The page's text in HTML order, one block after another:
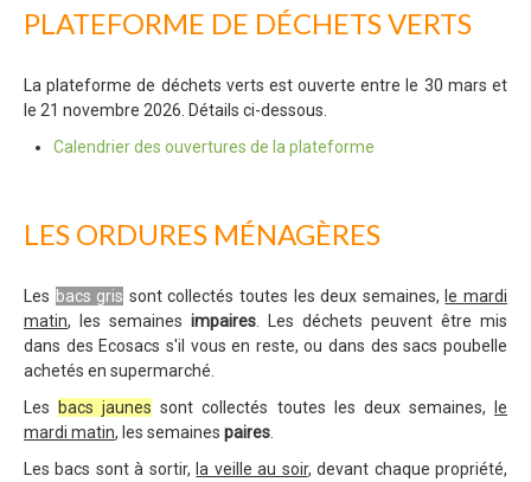
PLATEFORME DE DÉCHETS VERTS
La plateforme de déchets verts est ouverte entre le 30 mars et
le 21 novembre 2026. Détails ci-dessous.
Calendrier des ouvertures de la plateforme
LES ORDURES MÉNAGÈRES
Les bacs gris sont collectés toutes les deux semaines, le mardi
matin, les semaines impaires . Les déchets peuvent être mis
dans des Ecosacs s'il vous en reste, ou dans des sacs poubelle
achetés en supermarché.
Les
bacs jaunes sont collectés toutes les deux semaines,
le
mardi matin, les semaines paires
Les bacs sont à sortir, la veille au soir, devant chaque propriété,